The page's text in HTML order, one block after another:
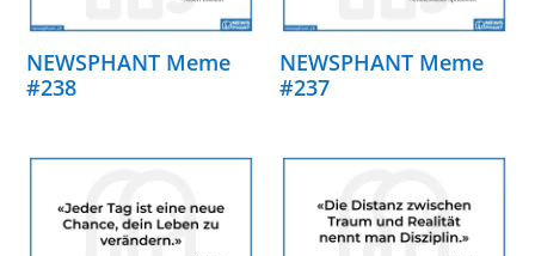
NEWSPHANT Meme
#238
NEWSPHANT Meme
#237